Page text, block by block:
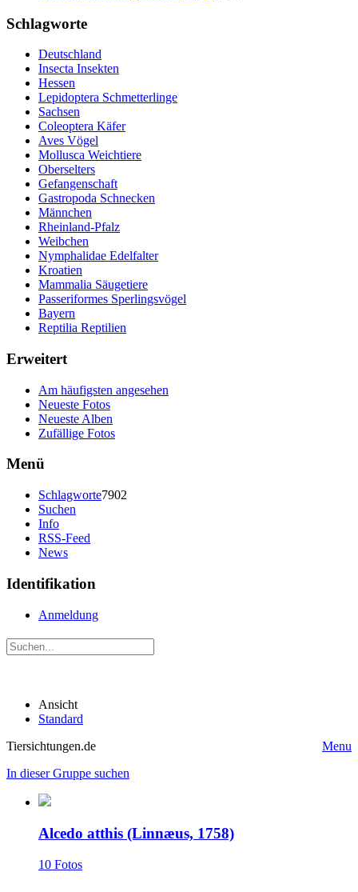
Schlagworte
Deutschland
Insecta Insekten
Hessen
Lepidoptera Schmetterlinge
Sachsen
Coleoptera Käfer
Aves Vögel
Mollusca Weichtiere
Oberselters
Gefangenschaft
Gastropoda Schnecken
Männchen
Rheinland-Pfalz
Weibchen
Nymphalidae Edelfalter
Kroatien
Mammalia Säugetiere
Passeriformes Sperlingsvögel
Bayern
Reptilia Reptilien
Erweitert
Am häufigsten angesehen
Neueste Fotos
Neueste Alben
Zufällige Fotos
Menü
Schlagworte7902
Suchen
Info
RSS-Feed
News
Identifikation
Anmeldung
Ansicht
Standard
Tiersichtungen.de
Menu
In dieser Gruppe suchen
Alcedo atthis (Linnæus, 1758)
10 Fotos